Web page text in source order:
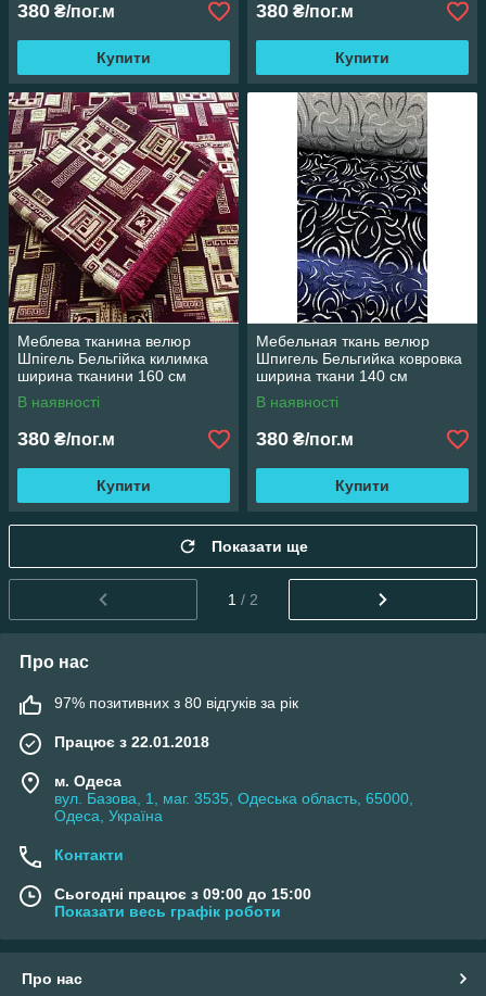
380 ₴/пог.м
Купити
380 ₴/пог.м
Купити
Меблева тканина велюр
Шпігель Бельгійка килимка
ширина тканини 160 см
В наявності
380 ₴/пог.м
Купити
Мебельная ткань велюр
Шпигель Бельгийка ковровка
ширина ткани 140 см
В наявності
380 ₴/пог.м
Купити
Показати ще
1 / 2
Про нас
97% позитивних з 80 відгуків за рік
Працює з 22.01.2018
м. Одеса
вул. Базова, 1, маг. 3535, Одеська область, 65000,
Одеса, Україна
Контакти
Сьогодні працює з 09:00 до 15:00
Показати весь графік роботи
Про нас